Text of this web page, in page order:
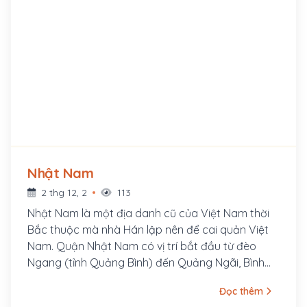
Nhật Nam
2 thg 12, 2 113
Nhật Nam là một địa danh cũ của Việt Nam thời
Bắc thuộc mà nhà Hán lập nên để cai quản Việt
Nam. Quận Nhật Nam có vị trí bắt đầu từ đèo
Ngang (tỉnh Quảng Bình) đến Quảng Ngãi, Bình
Nguyên Đỉnh thứ 6 (111 TCN) thời Hán Vũ Đế, bao
Đọc thêm